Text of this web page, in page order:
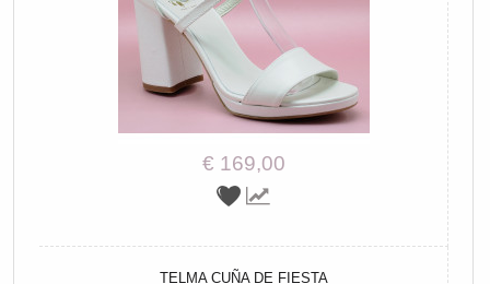
€ 169,00
TELMA CUÑA DE FIESTA